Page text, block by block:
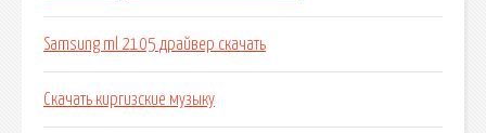
Samsung ml 2105 драйвер скачать
Скачать киргизские музыку